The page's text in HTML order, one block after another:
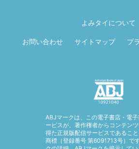
よみタイについて
お問い合わせ サイトマップ プ
ABJマークは、この電子書店・電
ービスが、著作権者からコンテン
得た正規版配信サービスであるこ
商標（登録番号 第6091713号）で